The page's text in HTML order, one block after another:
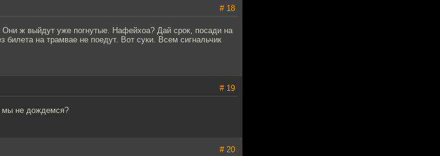
# 18
ж выйдут уже погнутые. Нафейхоа? Дай срок, посади на
на трамвае не поедут. Вот суки. Всем сигнальчик
# 19
мы не дождемся?
# 20